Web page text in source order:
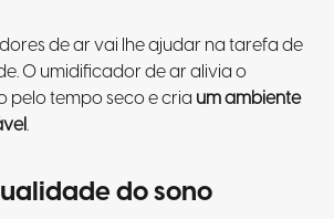
de ar vai lhe ajudar na tarefa de
O umidificador de ar alivia o
tempo seco e cria um ambiente
.
do sono